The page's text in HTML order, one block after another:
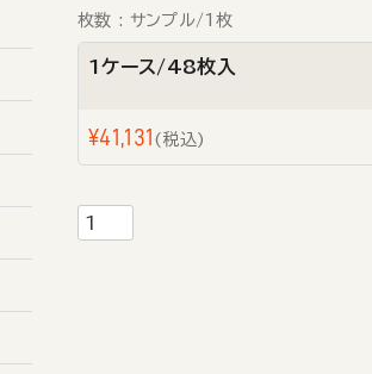
枚数 サンプル/1枚
1ケース/48枚入
¥41,131 税込